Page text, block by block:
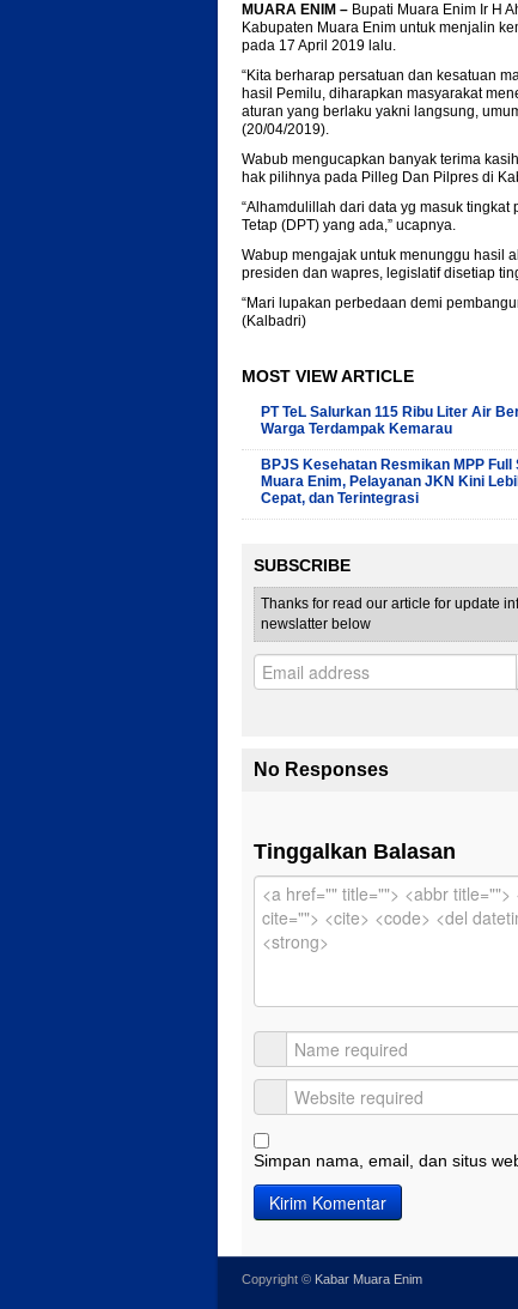
MUARA ENIM – Bupati Muara Enim Ir H
Kabupaten Muara Enim untuk menjalin
pada 17 April 2019 lalu.
“Kita berharap persatuan dan kesatuan
hasil Pemilu, diharapkan masyarakat
aturan yang berlaku yakni langsung,
(20/04/2019).
Wabub mengucapkan banyak terima
hak pilihnya pada Pilleg Dan Pilpres di
“Alhamdulillah dari data yg masuk
Tetap (DPT) yang ada,” ucapnya.
Wabup mengajak untuk menunggu hasil
presiden dan wapres, legislatif disetiap
“Mari lupakan perbedaan demi
(Kalbadri)
MOST VIEW ARTICLE
PT TeL Salurkan 115 Ribu Liter Air
Warga Terdampak Kemarau
BPJS Kesehatan Resmikan MPP Full
Muara Enim, Pelayanan JKN Kini
Cepat, dan Terintegrasi
SUBSCRIBE
Thanks for read our article for update
newslatter below
No Responses
Tinggalkan Balasan
Simpan nama, email, dan situs
Copyright © Kabar Muara Enim